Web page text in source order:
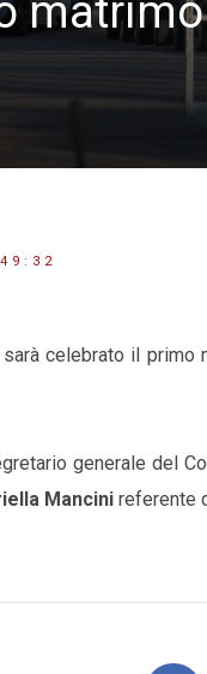
celebrato il
generale del
Mancini referente